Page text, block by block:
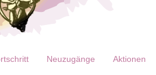
Neuzugänge Aktionen